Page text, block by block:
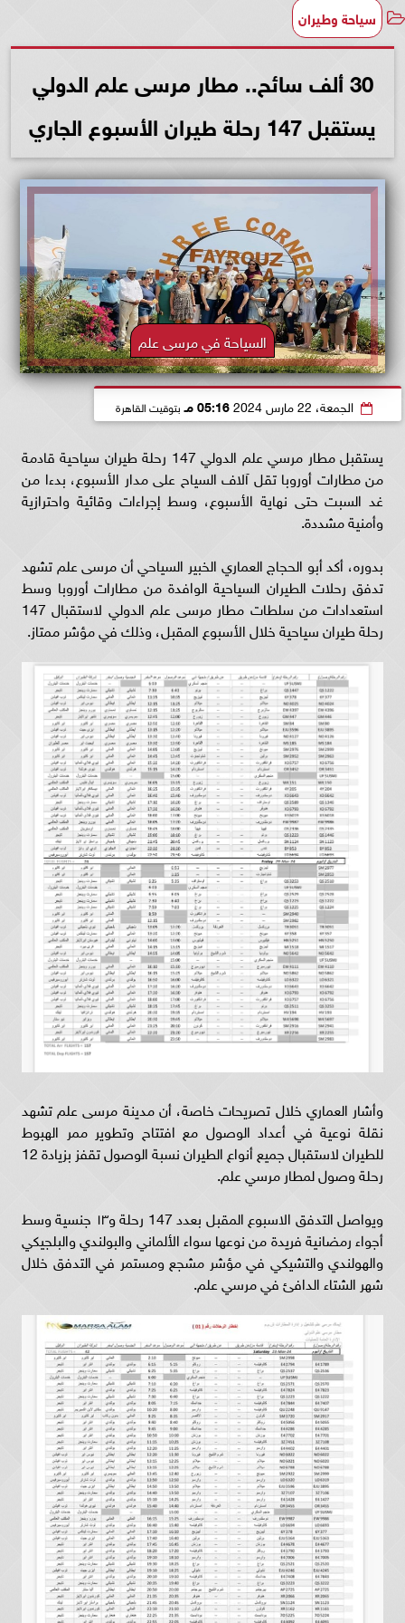
سياحة وطيران
30 ألف سائح.. مطار مرسى علم الدولي
يستقبل 147 رحلة طيران الأسبوع الجاري
السياحة في مرسى علم
الجمعة، 22 مارس 2024 05:16 مـ بتوقيت القاهرة
يستقبل مطار مرسي علم الدولي 147 رحلة طيران سياحية قادمة
من مطارات أوروبا تقل آلاف السياح على مدار الأسبوع، بدءا من
غد السبت حتى نهاية الأسبوع، وسط إجراءات وقائية واحترازية
وأمنية مشددة.
بدوره، أكد أبو الحجاج العماري الخبير السياحي أن مرسى علم تشهد
تدفق رحلات الطيران السياحية الوافدة من مطارات أوروبا وسط
استعدادات من سلطات مطار مرسى علم الدولي لاستقبال 147
رحلة طيران سياحية خلال الأسبوع المقبل، وذلك في مؤشر ممتاز.
وأشار العماري خلال تصريحات خاصة، أن مدينة مرسى علم تشهد
نقلة نوعية في أعداد الوصول مع افتتاح وتطوير ممر الهبوط
للطيران لاستقبال جميع أنواع الطيران نسبة الوصول تقفز بزيادة 12
رحلة وصول لمطار مرسي علم.
ويواصل التدفق الاسبوع المقبل بعدد 147 رحلة و١٣ جنسية وسط
أجواء رمضانية فريدة من نوعها سواء الألماني والبولندي والبلجيكي
والهولندي والتشيكي في مؤشر مشجع ومستمر في التدفق خلال
شهر الشتاء الدافئ في مرسي علم.